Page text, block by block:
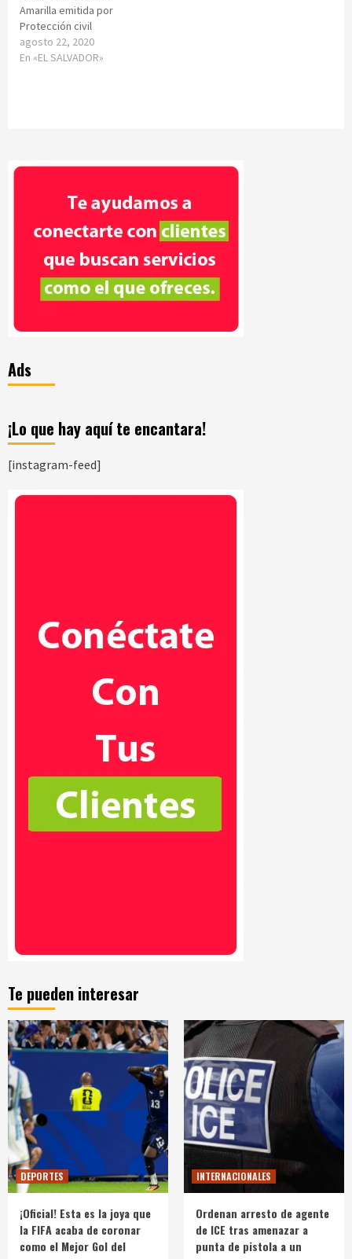
Amarilla emitida por
Protección civil
agosto 22, 2020
En «EL SALVADOR»
Ads
¡Lo que hay aquí te encantara!
[instagram-feed]
Te pueden interesar
DEPORTES
¡Oficial! Esta es la joya que
la FIFA acaba de coronar
como el Mejor Gol del
INTERNACIONALES
Ordenan arresto de agente
de ICE tras amenazar a
punta de pistola a un